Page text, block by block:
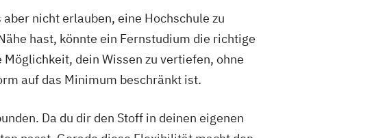
nicht erlauben, eine Hochschule zu
hast, könnte ein Fernstudium die richtige
dein Wissen zu vertiefen, ohne
auf das Minimum beschränkt ist.
Da du dir den Stoff in deinen eigenen